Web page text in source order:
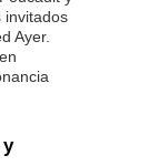
invitados
Ayer.